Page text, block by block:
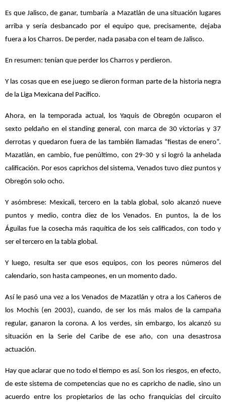
Es que Jalisco, de ganar, tumbaría a Mazatlán de una situación lugares
arriba y sería desbancado por el equipo que, precisamente, dejaba
fuera a los Charros. De perder, nada pasaba con el team de Jalisco.
En resumen: tenían que perder los Charros y perdieron.
Y las cosas que en ese juego se dieron forman parte de la historia negra
de la Liga Mexicana del Pacífico.
Ahora, en la temporada actual, los Yaquis de Obregón ocuparon el
sexto peldaño en el standing general, con marca de 30 victorias y 37
derrotas y quedaron fuera de las también llamadas “fiestas de enero”.
Mazatlán, en cambio, fue penúltimo, con 29-30 y si logró la anhelada
calificación. Por esos caprichos del sistema, Venados tuvo diez puntos y
Obregón solo ocho.
Y asómbrese: Mexicali, tercero en la tabla global, solo alcanzó nueve
puntos y medio, contra diez de los Venados. En puntos, la de los
Águilas fue la cosecha más raquítica de los seis calificados, con todo y
ser el tercero en la tabla global.
Y luego, resulta ser que esos equipos, con los peores números del
calendario, son hasta campeones, en un momento dado.
Así le pasó una vez a los Venados de Mazatlán y otra a los Cañeros de
los Mochis (en 2003), cuando, de ser los más malos de la campaña
regular, ganaron la corona. A los verdes, sin embargo, los alcanzó su
situación en la Serie del Caribe de ese año, con una desastrosa
actuación.
Hay que aclarar que no todo el tiempo es así. Son los riesgos, en efecto,
de este sistema de competencias que no es capricho de nadie, sino un
acuerdo entre los propietarios de las ocho franquicias del circuito